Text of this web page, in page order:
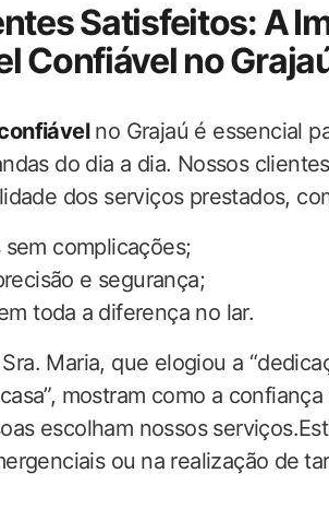
‌Satisfeitos: A
Confiável no
no Grajaú é essencial
do dia ​a dia. Nossos
dos serviços‍ prestados,
complicações;
e segurança;
toda⁢ a diferença no lar.
Maria, que elogiou a
mostram como a
escolham nossos‍
ou⁤ na realização de⁢